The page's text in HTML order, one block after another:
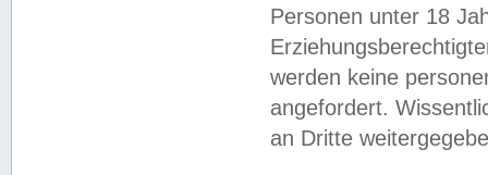
Personen unter 18
werden keine
angefordert.
an Dritte